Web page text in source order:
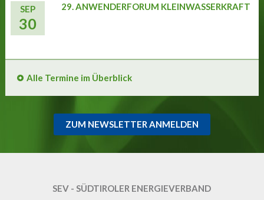
SEP
30
29. ANWENDERFORUM KLEINWASSERKRAFT
Alle Termine im Überblick
ZUM NEWSLETTER ANMELDEN
SEV - SÜDTIROLER ENERGIEVERBAND